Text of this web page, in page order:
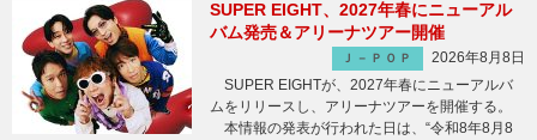
SUPER EIGHT、2027年春にニューアル
バム発売＆アリーナツアー開催
Ｊ－ＰＯＰ
2026年8月8日
SUPER EIGHTが、2027年春にニューアルバ
ムをリリースし、アリーナツアーを開催する。
本情報の発表が行われた日は、“令和8年8月8